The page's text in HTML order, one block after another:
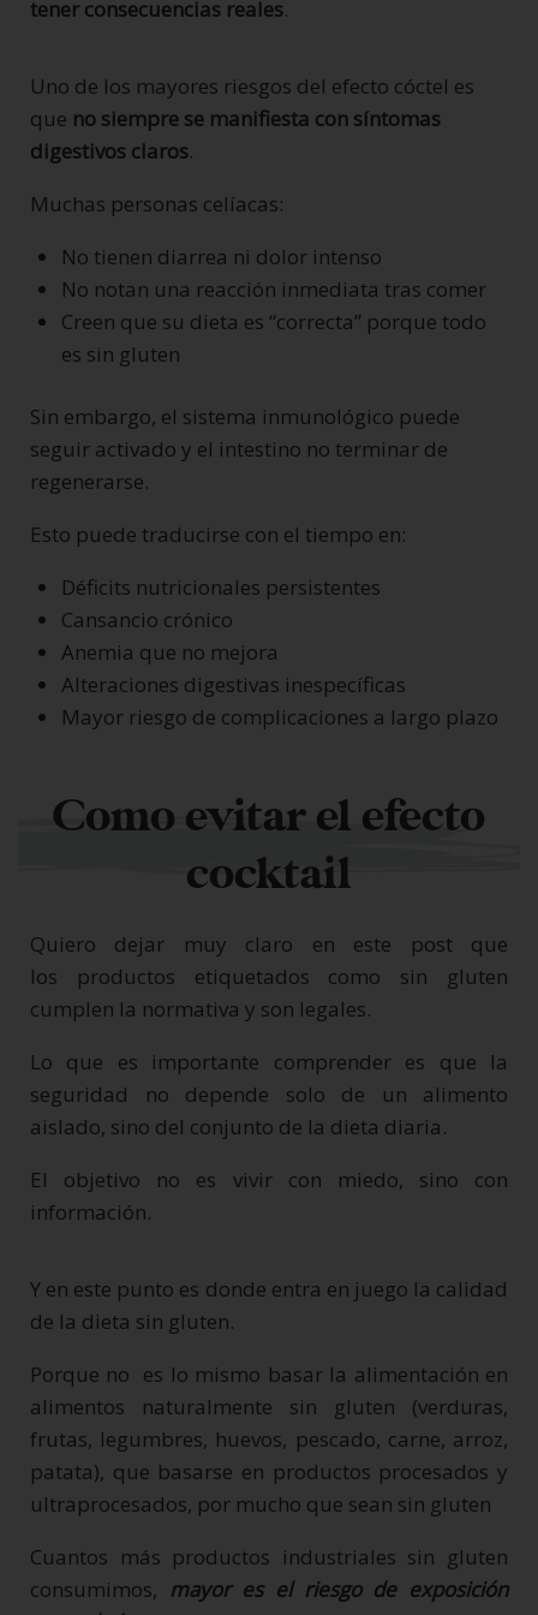
tener consecuencias reales.
Uno de los mayores riesgos del efecto cóctel es
que no siempre se manifiesta con síntomas
digestivos claros.
Muchas personas celíacas:
No tienen diarrea ni dolor intenso
No notan una reacción inmediata tras comer
Creen que su dieta es “correcta” porque todo
es sin gluten
Sin embargo, el sistema inmunológico puede
seguir activado y el intestino no terminar de
regenerarse.
Esto puede traducirse con el tiempo en:
Déficits nutricionales persistentes
Cansancio crónico
Anemia que no mejora
Alteraciones digestivas inespecíficas
Mayor riesgo de complicaciones a largo plazo
Como evitar el efecto
cocktail
Quiero dejar muy claro en este post que
los productos etiquetados como sin gluten
cumplen la normativa y son legales.
Lo que es importante comprender es que la
seguridad no depende solo de un alimento
aislado, sino del conjunto de la dieta diaria.
El objetivo no es vivir con miedo, sino con
información.
Y en este punto es donde entra en juego la calidad
de la dieta sin gluten.
Porque no es lo mismo basar la alimentación en
alimentos naturalmente sin gluten (verduras,
frutas, legumbres, huevos, pescado, carne, arroz,
patata), que basarse en productos procesados y
ultraprocesados, por mucho que sean sin gluten
Cuantos más productos industriales sin gluten
consumimos, mayor es el riesgo de exposición